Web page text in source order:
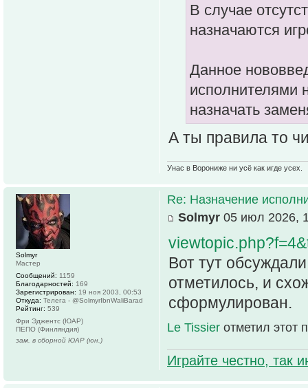
В случае
назначаются
Данное
исполнителями
назначать
А ты правила то
Унас в Ворониже ни усё как игде усех.
Re: Назначение
Solmyr 05 июл 2026,
Вот тут
отметилось, и
сформулирован.
Le Tissier отметил этот
Играйте честно, так
Solmyr
Мастер
Сообщений: 1159
Благодарностей: 169
Зарегистрирован: 19 ноя 2003, 00:53
Откуда: Телега - @SolmyrIbnWaliBarad
Рейтинг: 539
Фри Эджентс (ЮАР)
ПЕПО (Финляндия)
зам. в сборной ЮАР (юн.)